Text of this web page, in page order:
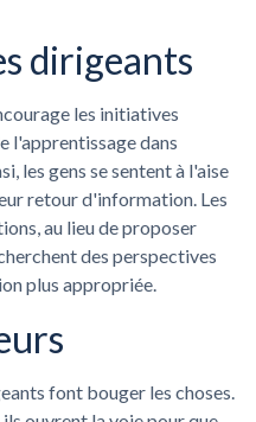
dirigeants
les initiatives
l'apprentissage dans
les gens se sentent à l'aise
retour d'information. Les
au lieu de proposer
des perspectives
plus appropriée.
font bouger les choses.